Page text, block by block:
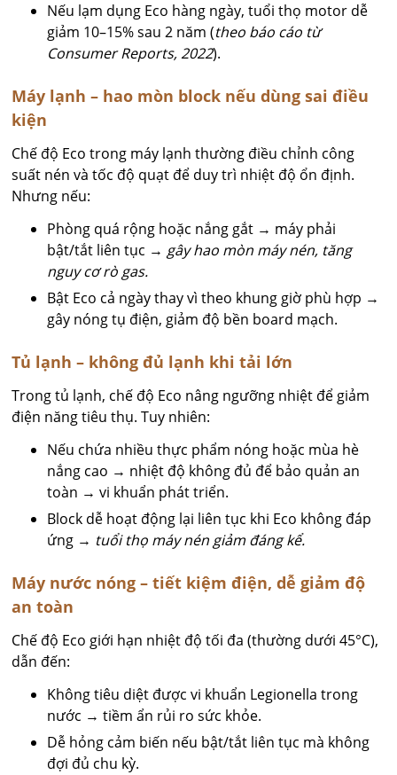
Nếu lạm dụng Eco hàng ngày, tuổi thọ motor dễ
giảm 10–15% sau 2 năm (theo báo cáo từ
Consumer Reports, 2022).
Máy lạnh – hao mòn block nếu dùng sai điều
kiện
Chế độ Eco trong máy lạnh thường điều chỉnh công
suất nén và tốc độ quạt để duy trì nhiệt độ ổn định.
Nhưng nếu:
Phòng quá rộng hoặc nắng gắt → máy phải
bật/tắt liên tục → gây hao mòn máy nén, tăng
nguy cơ rò gas.
Bật Eco cả ngày thay vì theo khung giờ phù hợp →
gây nóng tụ điện, giảm độ bền board mạch.
Tủ lạnh – không đủ lạnh khi tải lớn
Trong tủ lạnh, chế độ Eco nâng ngưỡng nhiệt để giảm
điện năng tiêu thụ. Tuy nhiên:
Nếu chứa nhiều thực phẩm nóng hoặc mùa hè
nắng cao → nhiệt độ không đủ để bảo quản an
toàn → vi khuẩn phát triển.
Block dễ hoạt động lại liên tục khi Eco không đáp
ứng → tuổi thọ máy nén giảm đáng kể.
Máy nước nóng – tiết kiệm điện, dễ giảm độ
an toàn
Chế độ Eco giới hạn nhiệt độ tối đa (thường dưới 45°C),
dẫn đến:
Không tiêu diệt được vi khuẩn Legionella trong
nước → tiềm ẩn rủi ro sức khỏe.
Dễ hỏng cảm biến nếu bật/tắt liên tục mà không
đợi đủ chu kỳ.